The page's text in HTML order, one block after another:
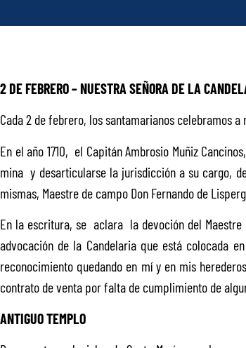
2 DE FEBRERO – NUESTRA SEÑORA DE LA
Cada 2 de febrero, los santamarianos celebramos
En el año 1710, el Capitán Ambrosio Muñiz
mina y desarticularse la jurisdicción a su cargo,
mismas, Maestre de campo Don Fernando de
En la escritura, se aclara la devoción del Maestre
advocación de la Candelaria que está colocada
reconocimiento quedando en mí y en mis
contrato de venta por falta de cumplimiento de
ANTIGUO TEMPLO